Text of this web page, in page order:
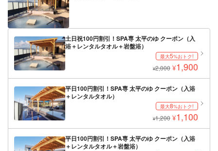
土日祝100円割引！SPA専 太平のゆ クーポン（入
浴＋レンタルタオル＋岩盤浴）
最大5%おトク!
¥2,000 ¥1,900
平日100円割引！SPA専 太平のゆ クーポン（入浴
＋レンタルタオル）
最大8%おトク!
¥1,200 ¥1,100
平日100円割引！SPA専 太平のゆ クーポン（入浴
＋レンタルタオル＋岩盤浴）